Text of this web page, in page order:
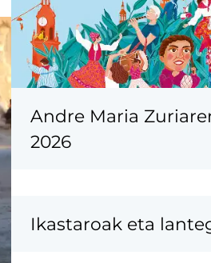
Andre Maria
2026
Ikastaroak eta